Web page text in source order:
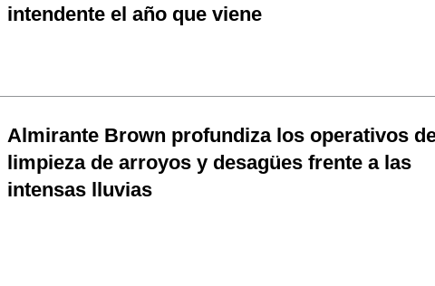
intendente el año que viene
Almirante Brown profundiza los operativos
limpieza de arroyos y desagües frente a las
intensas lluvias